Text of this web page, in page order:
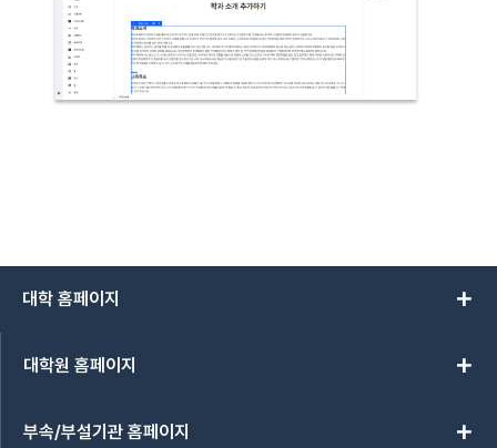
대학 홈페이지 add
대학원 홈페이지 add
부속/부설기관 홈페이지 add